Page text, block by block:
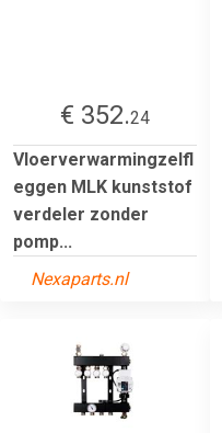
€ 352.24
Vloerverwarmingzelfl
eggen MLK kunststof
verdeler zonder
pomp...
Nexaparts.nl